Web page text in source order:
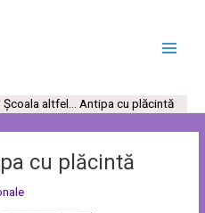
Menu
Școala altfel… Antipa cu plăcintă
cu plăcintă